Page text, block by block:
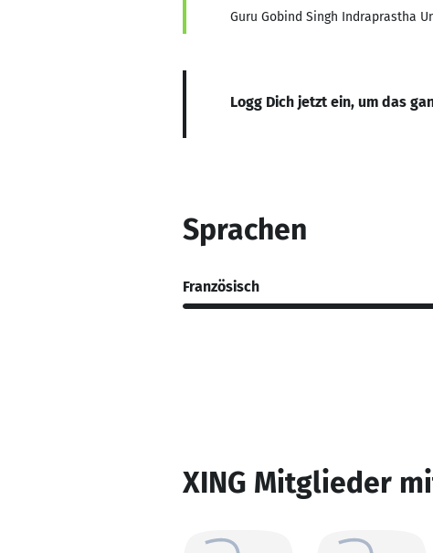
Guru Gobind Singh Indraprastha
Logg Dich jetzt ein, um das
Sprachen
Französisch
XING Mitglieder